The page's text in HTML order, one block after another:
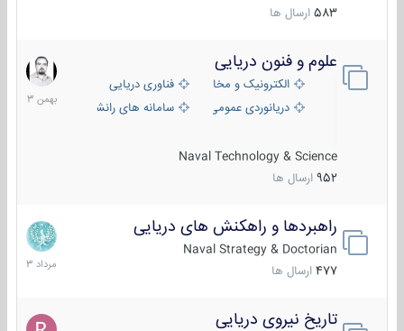
583 ارسال ها
علوم و فنون دریایی
الکترونیک و مخابرات دریاییفناوری دریایی
دریانوردی عمومی
سامانه های رانشی دریایی
Naval Technology & Science
952 ارسال ها
6
بهمن
1403
راهبردها و راهکنش های دریایی
Naval Strategy & Doctorian
477 ارسال ها
2
مرداد
1403
تاریخ نیروی دریایی
16